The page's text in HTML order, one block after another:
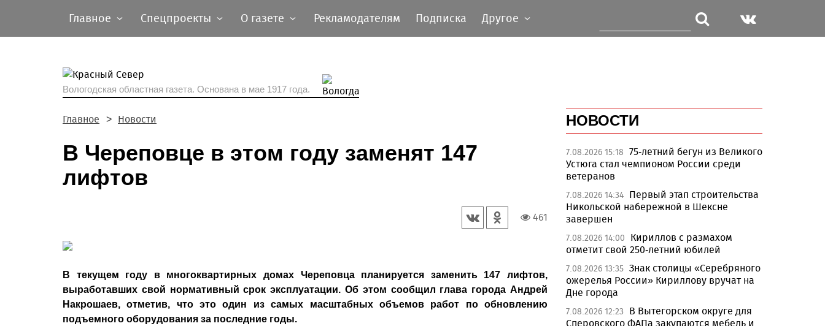
Главное Спецпроекты О газете Рекламодателям Подписка Другое
Вологодская областная газета. Основана в мае 1917 года.
Главное Новости
В Череповце в этом году заменят 147
лифтов
461
В текущем году в многоквартирных домах Череповца планируется заменить 147 лифтов,
выработавших свой нормативный срок эксплуатации. Об этом сообщил глава города Андрей
Накрошаев, отметив, что это один из самых масштабных объемов работ по обновлению
подъемного оборудования за последние годы.
НОВОСТИ
7.08.2026 15:18 75-летний бегун из Великого
Устюга стал чемпионом России среди
ветеранов
7.08.2026 14:34 Первый этап строительства
Никольской набережной в Шексне
завершен
7.08.2026 14:00
Кириллов с размахом
отметит свой 250-летний юбилей
7.08.2026 13:35 Знак столицы «Серебряного
ожерелья России» Кириллову вручат на
Дне города
7.08.2026 12:23
В Вытегорском округе для
Сперовского ФАПа закупаются мебель и